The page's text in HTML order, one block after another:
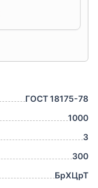
ГОСТ 18175-78
1000
3
300
БрХЦрТ